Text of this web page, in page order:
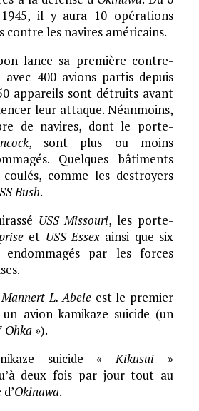
il y aura 10 opérations
contre les navires américains.
lance sa première contre-
avec 400 avions partis depuis
appareils sont détruits avant
leur attaque. Néanmoins,
de navires, dont le porte-
, sont plus ou moins
Quelques bâtiments
comme les destroyers
Bush.
USS Missouri, les porte-
et USS Essexainsi que six
endommagés par les forces
Mannert L. Abele est le premier
avion kamikaze suicide (un
Ohka »).
suicide « Kikusui »
deux fois par jour tout au
Okinawa.